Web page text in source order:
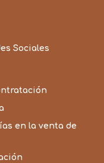
Sociales
en la venta de